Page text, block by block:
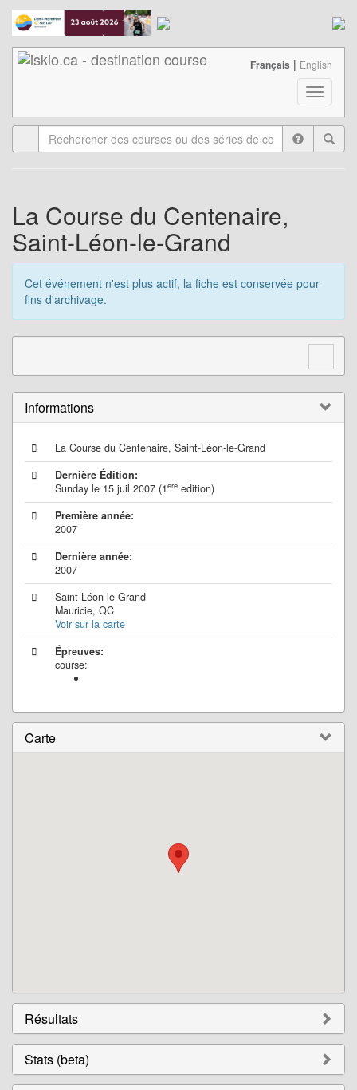
T
o
g
l
t
o
n
Français | English
La Course du Centenaire,
Saint-Léon-le-Grand
Cet événement n'est plus actif, la fiche est conservée pour
fins d'archivage.
Informations
La Course du Centenaire, Saint-Léon-le-Grand
Dernière Édition:
Sunday le 15 juil 2007 (1ere edition)
Première année:
2007
Dernière année:
2007
Saint-Léon-le-Grand
Mauricie, QC
Voir sur la carte
Épreuves:
course:
Carte
Résultats
Stats (beta)